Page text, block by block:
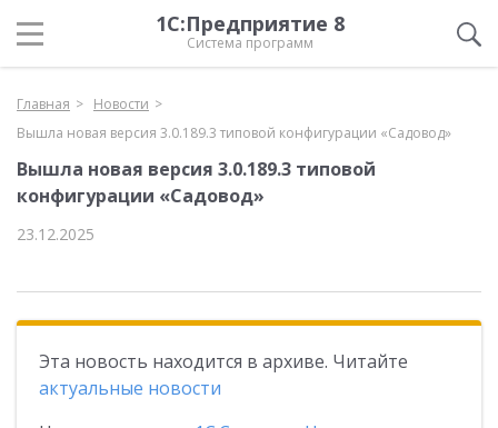
1С:Предприятие 8
Система программ
Главная
Новости
Вышла новая версия 3.0.189.3 типовой конфигурации «Садовод»
Вышла новая версия 3.0.189.3 типовой
конфигурации «Садовод»
23.12.2025
Эта новость находится в архиве. Читайте
актуальные новости